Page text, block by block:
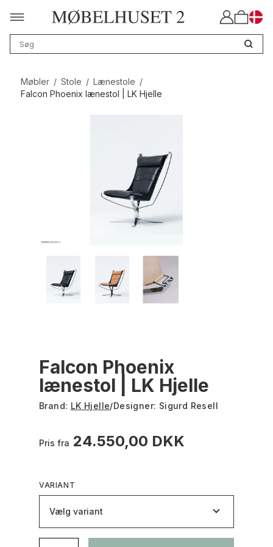
Møbler / Stole / Lænestole /
Falcon Phoenix lænestol | LK Hjelle
Falcon Phoenix
lænestol | LK Hjelle
Brand: LK Hjelle/Designer: Sigurd Resell
Pris fra 24.550,00 DKK
VARIANT
Vælg variant